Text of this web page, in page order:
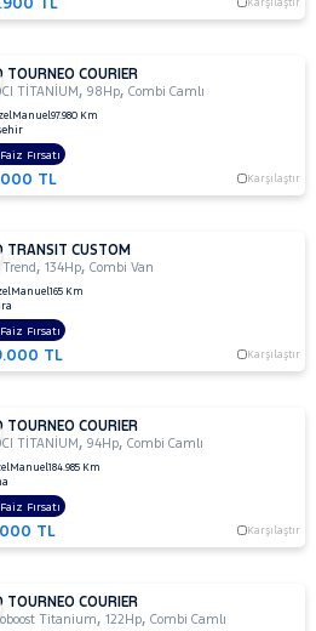
TL Karşılaştır
TOURNEO COURIER
TİTANİUM ,98Hp,Combi Camlı
Manuel97.980 Km
TL Karşılaştır
Fırsatı
TRANSIT CUSTOM
,134Hp,Combi Van
Manuel165 Km
TL Karşılaştır
Fırsatı
TOURNEO COURIER
TİTANİUM ,94Hp,Combi Camlı
Manuel184.985 Km
TL Karşılaştır
Fırsatı
TOURNEO COURIER
Titanium,122Hp,Combi Camlı